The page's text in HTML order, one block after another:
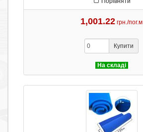
1,001.22 грн./пог.м
Купити
На складі